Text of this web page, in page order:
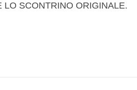
LO SCONTRINO ORIGINALE.